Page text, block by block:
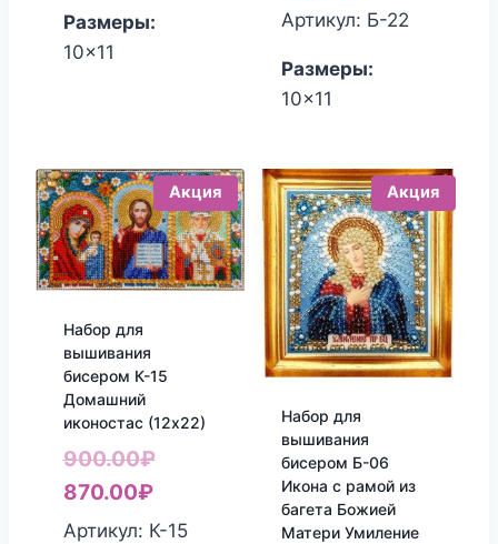
Размеры:
10x11
составляла
цена:
Артикул: Б-22
Размеры:
10x11
Акция
Набор для
вышивания
бисером К-15
Домашний
иконостас (12х22)
900.00₽Первоначальная
составляла
870.00₽Текущая
цена:
Артикул: К-15
Акция
Набор для
вышивания
бисером Б-06
Икона с рамой из
багета Божией
Матери Умиление